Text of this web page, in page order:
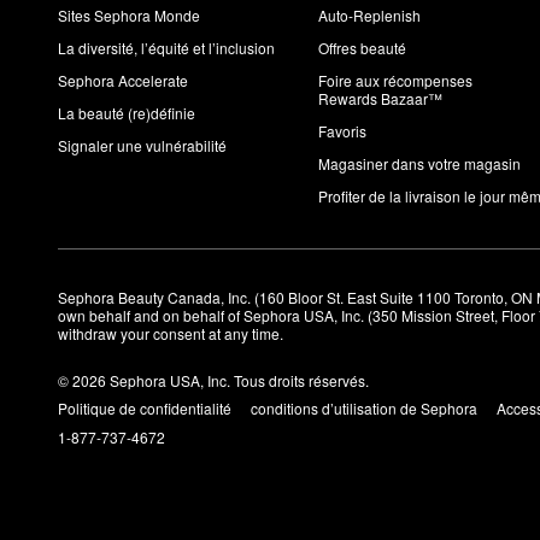
Sites Sephora Monde
La diversité, l’équité et l’inclusion
Sephora Accelerate
La beauté (re)définie
Signaler une vulnérabilité
Auto-Replenish
Offres beauté
Foire aux récompenses
Rewards Bazaar™
Favoris
Magasiner dans votre magasin
Profiter de la livraison le jour
Sephora Beauty Canada, Inc. (160 Bloor St. East Suite 1100 Toronto,
own behalf and on behalf of Sephora USA, Inc. (350 Mission Street,
withdraw your consent at any time.
© 2026 Sephora USA, Inc. Tous droits réservés.
Politique de confidentialité
conditions d’utilisation de Sephora
1-877-737-4672